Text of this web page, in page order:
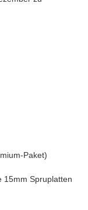
Paket)
15mm Spruplatten